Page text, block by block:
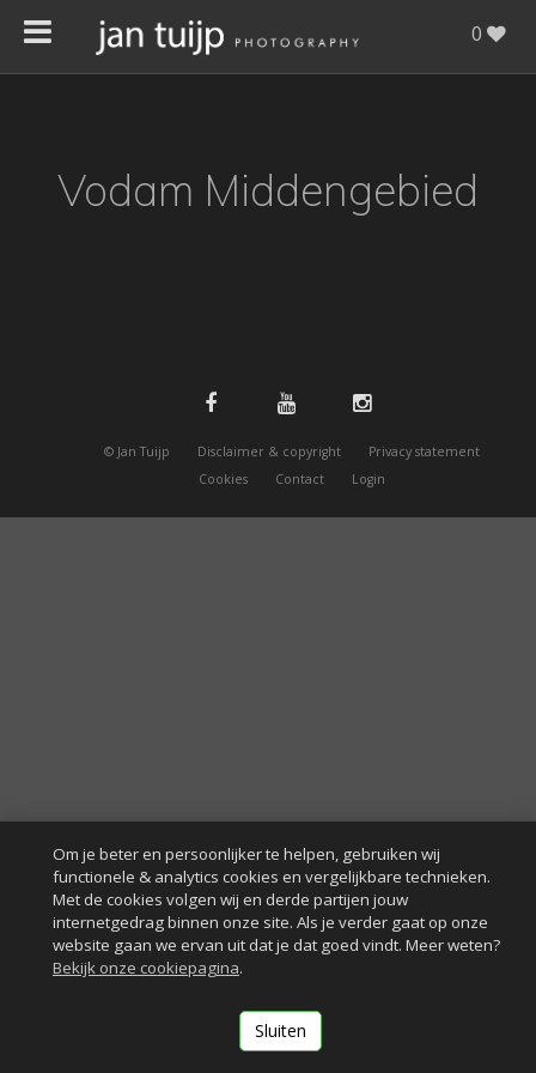
0
Vodam Middengebied
© Jan Tuijp Disclaimer & copyright
Privacy statement
Cookies
Contact Login
Om je beter en persoonlijker te helpen, gebruiken wij
functionele & analytics cookies en vergelijkbare technieken.
Met de cookies volgen wij en derde partijen jouw
internetgedrag binnen onze site. Als je verder gaat op onze
website gaan we ervan uit dat je dat goed vindt. Meer weten?
Bekijk onze cookiepagina.
Sluiten